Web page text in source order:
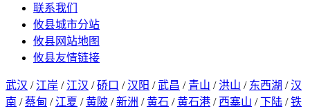
联系我们
攸县城市分站
攸县网站地图
攸县友情链接
武汉 / 江岸 / 江汉 /硚口 /汉阳 /武昌 / 青山 / 洪山 / 东西湖 /汉
南 /蔡甸 / 江夏 /黄陂 /新洲 /黄石 /黄石港 / 西塞山 /下陆 /铁